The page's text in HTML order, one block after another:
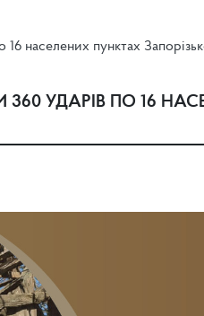
населених пунктах
УДАРІВ ПО 16